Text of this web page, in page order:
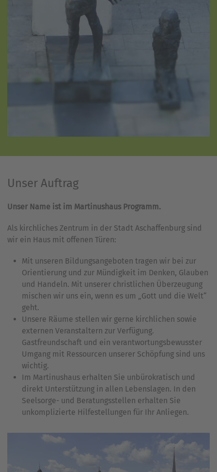
Unser Auftrag
Unser Name ist im Martinushaus Programm.
Als kirchliches Zentrum in der Stadt Aschaffenburg sind
wir ein Haus mit offenen Türen:
Mit unseren Bildungsangeboten tragen wir bei zur
Orientierung und zur Mündigkeit im Denken, Glauben
und Handeln. Mit unserer christlichen Überzeugung
mischen wir uns ein, wenn es um „Gott und die Welt“
geht.
Unsere Räume stellen wir gerne kirchlichen sowie
externen Veranstaltern zur Verfügung.
Gastfreundschaft und ein verantwortungsbewusster
Umgang mit Ressourcen unserer Schöpfung sind uns
wichtig.
Im Martinushaus erhalten Sie unbürokratisch und
direkt Unterstützung in allen Lebenslagen. In den
Seelsorge- und Beratungsstellen erhalten Sie
unkomplizierte Hilfestellungen für Ihr Anliegen.